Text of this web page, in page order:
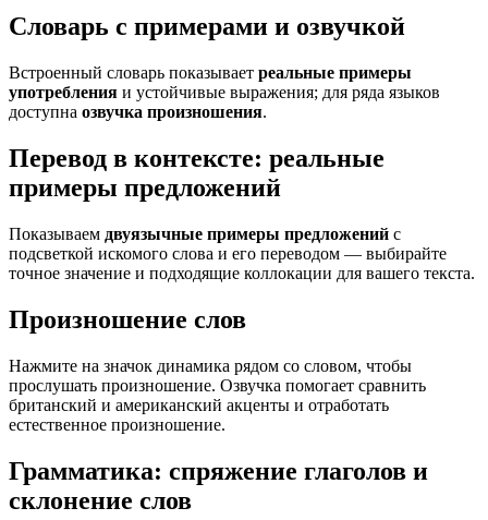
Словарь с примерами и озвучкой
Встроенный словарь показывает реальные примеры
употребления и устойчивые выражения; для ряда языков
доступна озвучка произношения.
Перевод в контексте: реальные
примеры предложений
Показываем двуязычные примеры предложений с
подсветкой искомого слова и его переводом — выбирайте
точное значение и подходящие коллокации для вашего текста.
Произношение слов
Нажмите на значок динамика рядом со словом, чтобы
прослушать произношение. Озвучка помогает сравнить
британский и американский акценты и отработать
естественное произношение.
Грамматика: спряжение глаголов и
склонение слов